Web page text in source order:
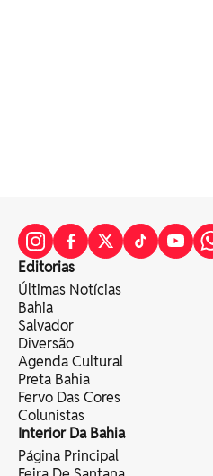
Editorias
Últimas Notícias
Bahia
Salvador
Diversão
Agenda Cultural
Preta Bahia
Fervo Das Cores
Colunistas
Interior Da Bahia
Página Principal